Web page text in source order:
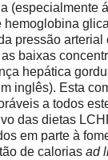
(especialmente
hemoglobina
pressão arterial
baixas
hepática
inglês). Esta
​​a todos
das dietas
em parte à
de calorias ad